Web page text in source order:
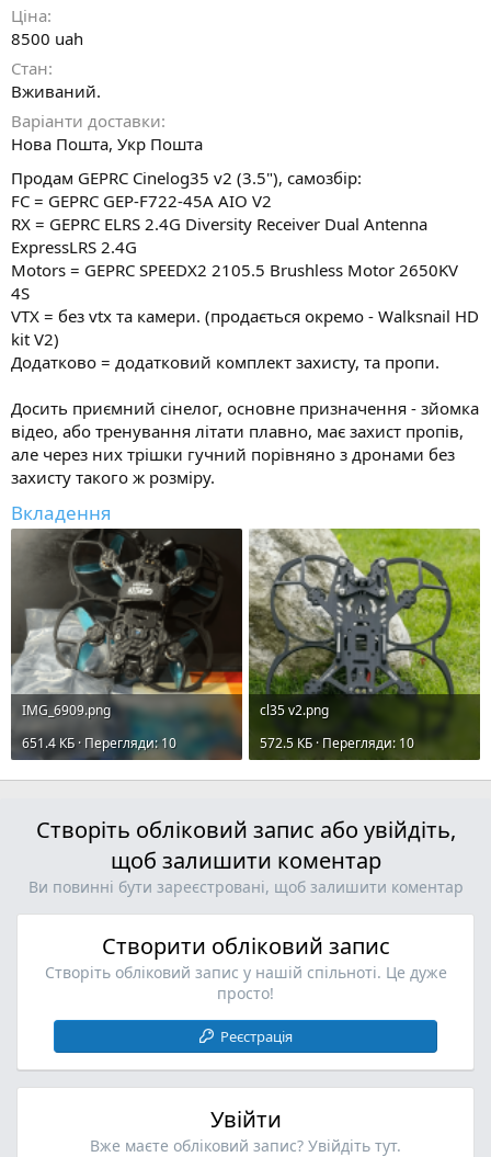
Ціна
8500 uah
Стан
Вживаний.
Варіанти доставки
Нова Пошта, Укр Пошта
Продам GEPRC Cinelog35 v2 (3.5"), самозбір:
FC = GEPRC GEP-F722-45A AIO V2
RX = GEPRC ELRS 2.4G Diversity Receiver Dual Antenna
ExpressLRS 2.4G
Motors = GEPRC SPEEDX2 2105.5 Brushless Motor 2650KV
4S
VTX = без vtx та камери. (продається окремо - Walksnail HD
kit V2)
Додатково = додатковий комплект захисту, та пропи.
Досить приємний сінелог, основне призначення - зйомка
відео, або тренування літати плавно, має захист пропів,
але через них трішки гучний порівняно з дронами без
захисту такого ж розміру.
Вкладення
IMG_6909.png
651.4 КБ · Перегляди: 10
cl35 v2.png
572.5 КБ · Перегляди: 10
Створіть обліковий запис або увійдіть,
щоб залишити коментар
Ви повинні бути зареєстровані, щоб залишити коментар
Створити обліковий запис
Створіть обліковий запис у нашій спільноті. Це дуже
просто!
Реєстрація
Увійти
Вже маєте обліковий запис? Увійдіть тут.